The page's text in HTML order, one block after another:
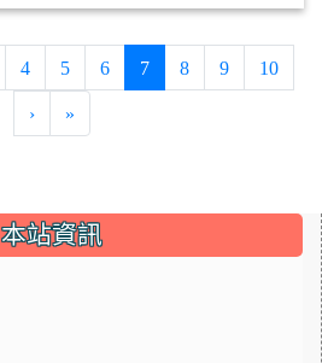
4 5 6 7(current)
8 9 10
› »
本站資訊